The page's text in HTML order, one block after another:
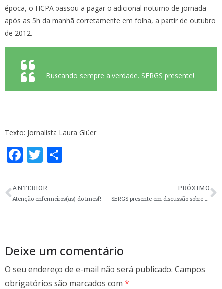
época, o HCPA passou a pagar o adicional noturno de jornada
após as 5h da manhã corretamente em folha, a partir de outubro
de 2012.
Buscando sempre a verdade. SERGS presente!
Texto: Jornalista Laura Glüer
F
e
b
k
T
itt
er e
ANTERIOR
Atenção enfermeiros(as) do Imesf!
PRÓXIMO
SERGS presente em discussão sobre Controle Social do SUS na UFSCPA
Deixe um comentário
O seu endereço de e-mail não será publicado. Campos
obrigatórios são marcados com *